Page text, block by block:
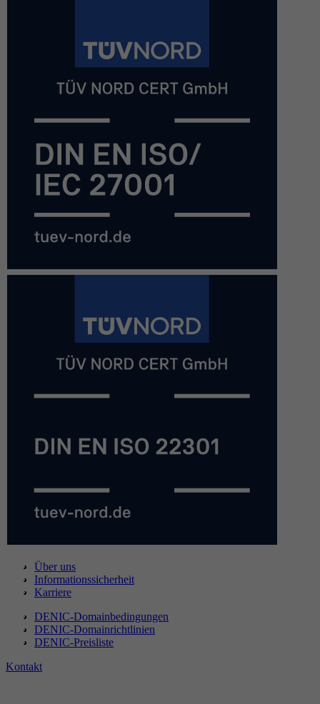
Über uns
Informationssicherheit
Karriere
DENIC-Domainbedingungen
DENIC-Domainrichtlinien
DENIC-Preisliste
Kontakt